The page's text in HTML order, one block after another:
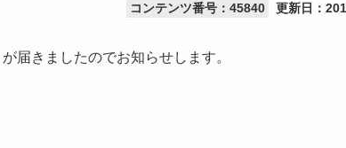
コンテンツ番号：45840 更新日：
届きましたのでお知らせします。